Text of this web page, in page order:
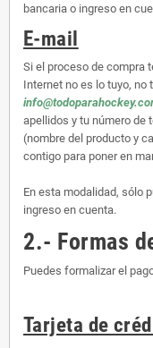
bancaria o ingreso en
E-mail
Si el proceso de compra
Internet no es lo tuyo, no
apellidos y tu número de
(nombre del producto y
contigo para poner en
En esta modalidad, sólo
ingreso en cuenta.
2.- Formas
Puedes formalizar el
Tarjeta de